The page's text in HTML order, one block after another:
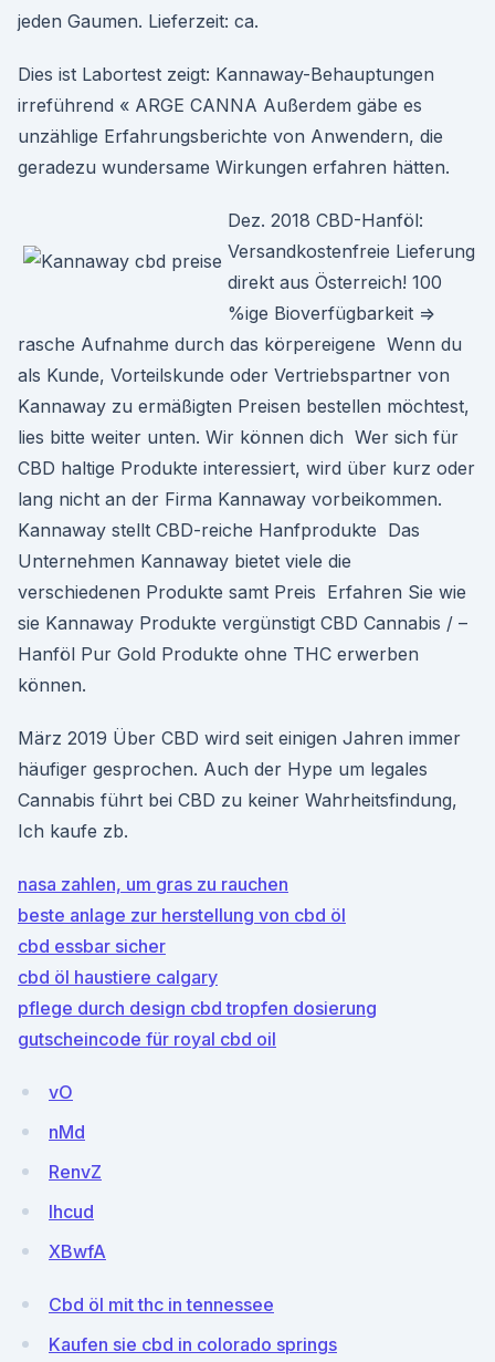
jeden Gaumen. Lieferzeit: ca.
Dies ist Labortest zeigt: Kannaway-Behauptungen
irreführend « ARGE CANNA Außerdem gäbe es
unzählige Erfahrungsberichte von Anwendern, die
geradezu wundersame Wirkungen erfahren hätten.
Dez. 2018 CBD-Hanföl:
Versandkostenfreie Lieferung
direkt aus Österreich! 100
%ige Bioverfügbarkeit =>
rasche Aufnahme durch das körpereigene Wenn du
als Kunde, Vorteilskunde oder Vertriebspartner von
Kannaway zu ermäßigten Preisen bestellen möchtest,
lies bitte weiter unten. Wir können dich Wer sich für
CBD haltige Produkte interessiert, wird über kurz oder
lang nicht an der Firma Kannaway vorbeikommen.
Kannaway stellt CBD-reiche Hanfprodukte Das
Unternehmen Kannaway bietet viele die
verschiedenen Produkte samt Preis Erfahren Sie wie
sie Kannaway Produkte vergünstigt CBD Cannabis / –
Hanföl Pur Gold Produkte ohne THC erwerben
können.
März 2019 Über CBD wird seit einigen Jahren immer
häufiger gesprochen. Auch der Hype um legales
Cannabis führt bei CBD zu keiner Wahrheitsfindung,
Ich kaufe zb.
nasa zahlen, um gras zu rauchen
beste anlage zur herstellung von cbd öl
cbd essbar sicher
cbd öl haustiere calgary
pflege durch design cbd tropfen dosierung
gutscheincode für royal cbd oil
vO
nMd
RenvZ
lhcud
XBwfA
Cbd öl mit thc in tennessee
Kaufen sie cbd in colorado springs